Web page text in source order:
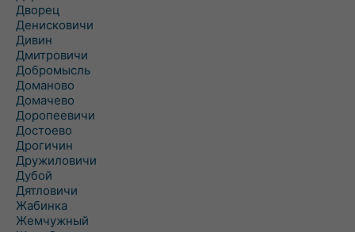
Дворец
Денисковичи
Дивин
Дмитровичи
Добромысль
Доманово
Домачево
Доропеевичи
Достоево
Дрогичин
Дружиловичи
Дубой
Дятловичи
Жабинка
Жемчужный